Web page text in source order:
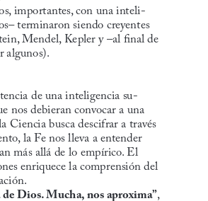
importantes, con una inteli-
terminaron siendo creyentes
Mendel, Kepler y –al final de
de una inteligencia su-
nos debieran convocar a una
Ciencia busca descifrar a través
la Fe nos lleva a entender
más allá de lo empírico. El
enriquece la comprensión del
Dios. Mucha, nos aproxima”,